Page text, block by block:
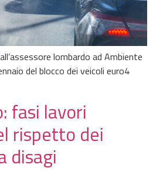
lombardo ad Ambiente
del blocco dei veicoli euro4
fasi lavori
rispetto dei
disagi